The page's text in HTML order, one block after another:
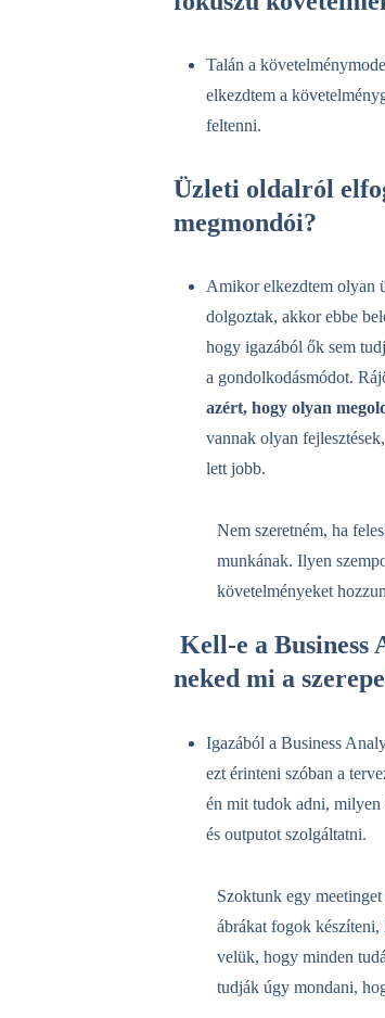
Talán a
elkezdtem a
feltenni.
Üzleti oldalról
megmondói?
Amikor elkezdtem olyan
dolgoztak, akkor ebbe
hogy igazából ők sem
a gondolkodásmódot.
azért, hogy olyan
vannak olyan
lett jobb.
Nem szeretném, ha
munkának. Ilyen
követelményeket
Kell-e a Business
neked mi a
Igazából a Business
ezt érinteni szóban a
én mit tudok adni,
és outputot szolgáltatni.
Szoktunk egy
ábrákat fogok készíteni,
velük, hogy minden
tudják úgy mondani,